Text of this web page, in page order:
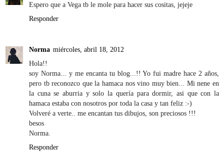
Espero que a Vega tb le mole para hacer sus cositas, jejeje
Responder
Norma miércoles, abril 18, 2012
Hola!!
soy Norma... y me encanta tu blog...!! Yo fui madre hace 2 años,
pero tb reconozco que la hamaca nos vino muy bien... Mi nene en
la cuna se aburria y solo la quería para dormir, asi que con la
hamaca estaba con nosotros por toda la casa y tan feliz :-)
Volveré a verte.. me encantan tus dibujos, son preciosos !!!
besos
Norma.
Responder